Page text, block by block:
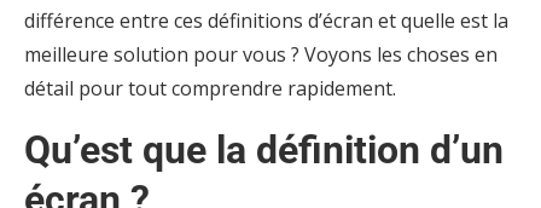
différence entre ces définitions d’écran et quelle est la
meilleure solution pour vous ? Voyons les choses en
détail pour tout comprendre rapidement.
Qu’est que la définition d’un